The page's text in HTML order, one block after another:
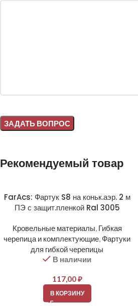
Рекомендуемый товар
FarAcs: Фартук S8 на коньк.аэр. 2 м
ПЭ с защит.пленкой Ral 3005
Кровельные материалы, Гибкая
черепица и комплектующие, Фартуки
для гибкой черепицы
В наличии
117,00₽
В КОРЗИНУ